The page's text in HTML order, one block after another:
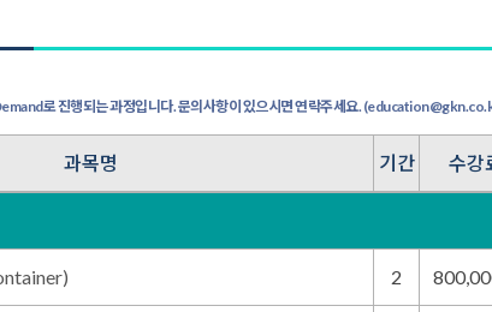
로 진행되는 과정입니다. 문의사항이 있으시면 연락주세요.
과목명 기간 수강
2